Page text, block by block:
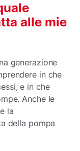
alle mie
generazione
in che
e in che
Anche le
la
della pompa